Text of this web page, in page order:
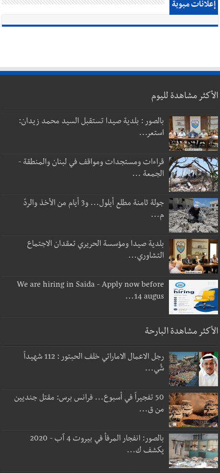
إعلانات مبوبة
الأكثر مشاهدة لليوم
بالصور : بلدية صيدا تستقبل السيد محمد زيدان:
استعر...
قراءات ومستجدات ومواقف في لبنان والمنطقة -
الجمعة ...
جولة ثامنة مطلع أيلول... و3 أيام من الأخذ والردّ
م...
بلدية صيدا ومؤسسة الحريري تعقدان الاجتماع
التشاوري...
We are hiring in Saida - Apply now before
14 augus...
الأكثر مشاهدة البارحة
رجل الاعمال الاماراتي خلف الحبتور : 112 شهيداً
شُي...
50 تفجيراً في أسبوع... فرانس برس: مقتل جنديين
من ق...
بالصور: انفجار المرفأ في بيروت 4 آب - 2020
يكشف ك...